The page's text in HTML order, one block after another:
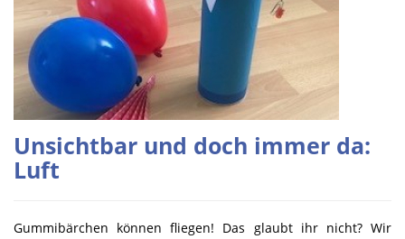
Unsichtbar und doch immer da:
Luft
Gummibärchen können fliegen! Das glaubt ihr nicht? Wir